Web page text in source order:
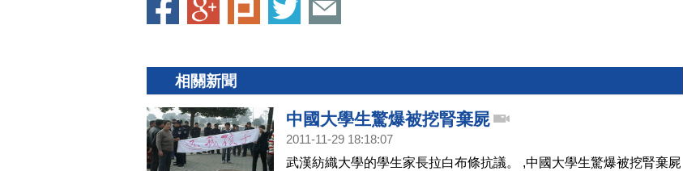
相關新聞
中國大學生驚爆被挖腎棄屍
2011-11-29 18:18:07
武漢紡織大學的學生家長拉白布條抗議。 ,中國大學生驚爆被挖腎棄屍